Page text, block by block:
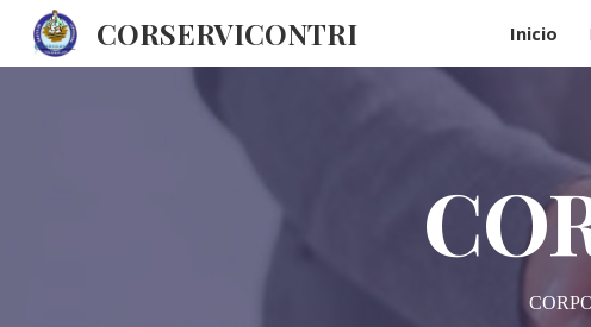
Skip to
CORSERVICONTRI Inicio